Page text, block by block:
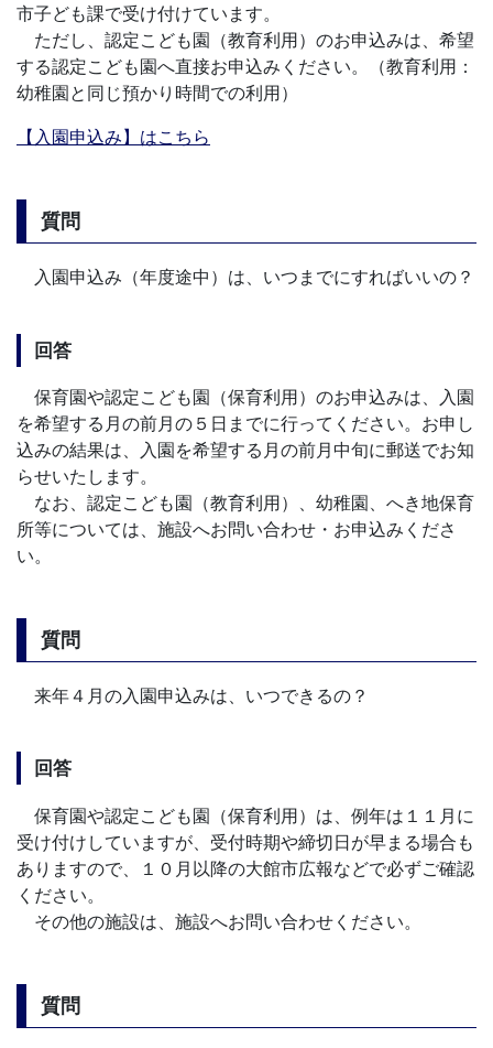
市子ども課で受け付けています。
ただし、認定こども園（教育利用）のお申込みは、希望
する認定こども園へ直接お申込みください。（教育利用：
幼稚園と同じ預かり時間での利用）
【入園申込み】はこちら
質問
入園申込み（年度途中）は、いつまでにすればいいの？
回答
保育園や認定こども園（保育利用）のお申込みは、入園
を希望する月の前月の５日までに行ってください。お申し
込みの結果は、入園を希望する月の前月中旬に郵送でお知
らせいたします。
なお、認定こども園（教育利用）、幼稚園、へき地保育
所等については、施設へお問い合わせ・お申込みくださ
い。
質問
来年４月の入園申込みは、いつできるの？
回答
保育園や認定こども園（保育利用）は、例年は１１月に
受け付けしていますが、受付時期や締切日が早まる場合も
ありますので、１０月以降の大館市広報などで必ずご確認
ください。
その他の施設は、施設へお問い合わせください。
質問